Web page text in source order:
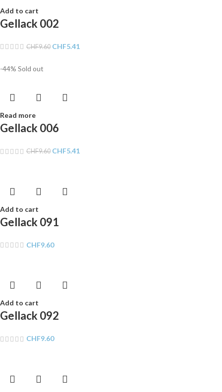
Add to cart
Gellack 002
CHF9.60 CHF5.41
-44% Sold out
Read more
Gellack 006
CHF9.60 CHF5.41
Add to cart
Gellack 091
CHF9.60
Add to cart
Gellack 092
CHF9.60